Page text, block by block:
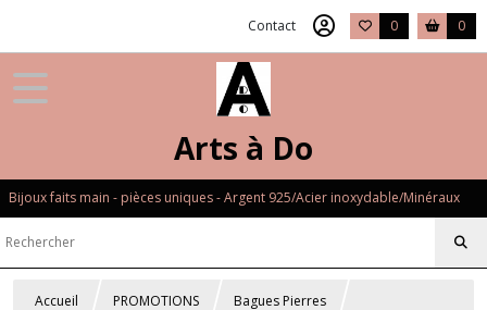
Contact 0 0
Arts à Do
Bijoux faits main - pièces uniques - Argent 925/Acier inoxydable/Minéraux
Accueil PROMOTIONS Bagues Pierres